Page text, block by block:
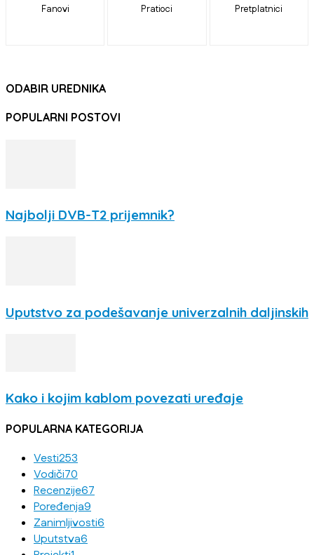
Fanovi Pratioci Pretplatnici
ODABIR UREDNIKA
POPULARNI POSTOVI
Najbolji DVB-T2 prijemnik?
Uputstvo za podešavanje univerzalnih daljinskih
Kako i kojim kablom povezati uređaje
POPULARNA KATEGORIJA
Vesti253
Vodiči70
Recenzije67
Poređenja9
Zanimljivosti6
Uputstva6